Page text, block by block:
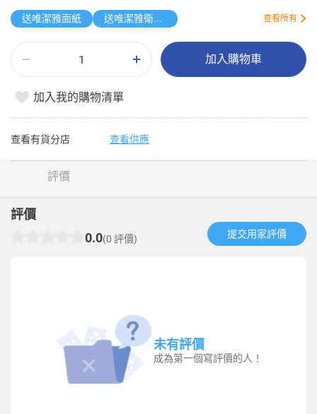
送唯潔雅面紙 送唯潔雅衛生紙原箱 查看所有
加入購物車
加入我的購物清單
查看有貨分店 查看供應
評價
評價
0.0(0 評價) 提交用家評價​
未有評價
成為第一個寫評價的人！